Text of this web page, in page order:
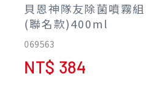
貝恩神隊友除菌噴霧組
(聯名款)400ml
069563
NT$ 384